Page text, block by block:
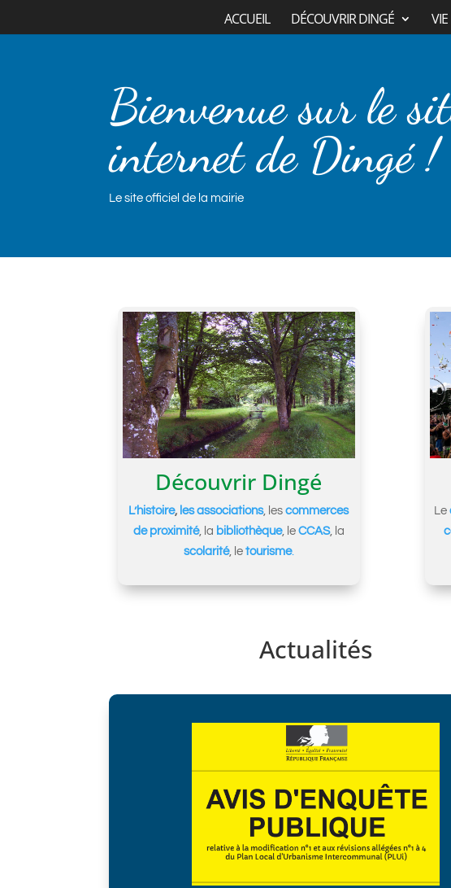
ACCUEIL DÉCOUVRIR DINGÉ
Bienvenue sur le
internet de Dingé !
Le site officiel de la mairie
Découvrir Dingé
L’histoire, les associations, lescommerces
de proximité, la bibliothèque, le CCAS, la
scolarité, le tourisme.
Le
Actualités